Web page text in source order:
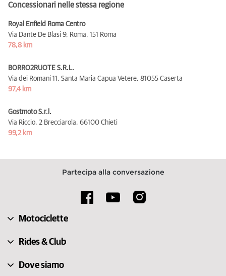
Concessionari nelle stessa regione
Royal Enfield Roma Centro
Via Dante De Blasi 9, Roma, 151 Roma
78,8 km
BORRO2RUOTE S.R.L.
Via dei Romani 11, Santa Maria Capua Vetere, 81055 Caserta
97,4 km
Gostmoto S.r.l.
Via Riccio, 2 Brecciarola, 66100 Chieti
99,2 km
Partecipa alla conversazione
Motociclette
Rides & Club
Dove siamo